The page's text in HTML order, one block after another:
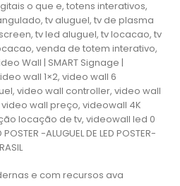
o que e, totens interativos,
tv aluguel, tv de plasma
tv led aluguel, tv locacao, tv
venda de totem interativo,
Wall | SMART Signage |
wall 1×2, video wall 6
video wall controller, video wall
wall preço, videowall 4K
locação de tv, videowall led 0
-ALUGUEL DE LED POSTER-
e com recursos ava